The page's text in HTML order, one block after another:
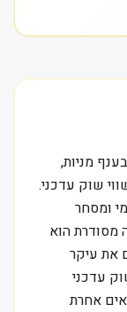
Rambus Inc נסחרת תחת הסימול RMBS בענף מניות,
שוק עדכני.
ומסחר
מסודרת הוא
את עיקר
עדכני
אחרת